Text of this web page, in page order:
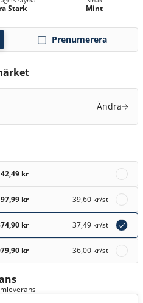
Prenumerera
Stark Mint
Ändra
42,49 kr
kr 39,60 kr/st
kr 37,49 kr/st
kr 36,00 kr/st